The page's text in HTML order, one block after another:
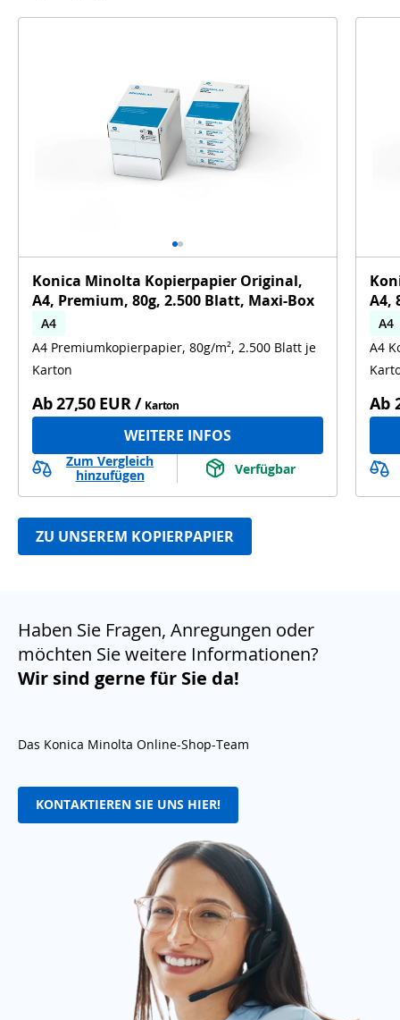
ZU UNSEREM KOPIERPAPIER
Konica Minolta Kopierpapier Original,
A4, Premium, 80g, 2.500 Blatt, Maxi-Box
A4
A4 Premiumkopierpapier, 80g/m², 2.500 Blatt je
Karton
Ab27,50 EUR/ Karton
WEITERE INFOS
Zum Vergleich
hinzufügen
Verfügbar
A4,
A4
A4
Ab
Haben Sie Fragen, Anregungen oder
möchten Sie weitere Informationen?
Wir sind gerne für Sie da!
Das Konica Minolta Online-Shop-Team
KONTAKTIEREN SIE UNS HIER!